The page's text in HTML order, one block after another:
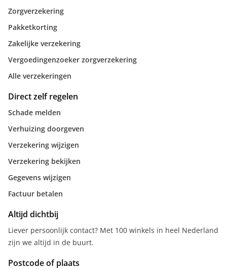
Zorgverzekering
Pakketkorting
Zakelijke verzekering
Vergoedingenzoeker zorgverzekering
Alle verzekeringen
Direct zelf regelen
Schade melden
Verhuizing doorgeven
Verzekering wijzigen
Verzekering bekijken
Gegevens wijzigen
Factuur betalen
Altijd dichtbij
Liever persoonlijk contact? Met 100 winkels in heel Nederland
zijn we altijd in de buurt.
Postcode of plaats